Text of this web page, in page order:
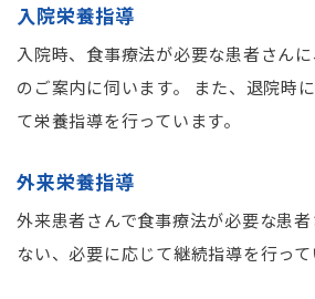
入院栄養指導
入院時、食事療法が必要な患者さん
のご案内に伺います。 また、退院時
て栄養指導を行っています。
外来栄養指導
外来患者さんで食事療法が必要な患
ない、必要に応じて継続指導を行って